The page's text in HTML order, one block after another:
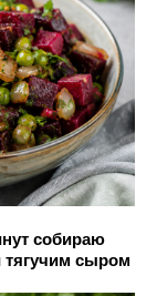
собираю
сыром